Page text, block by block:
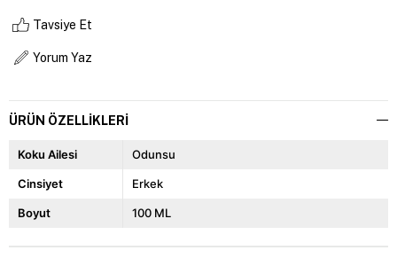
Tavsiye Et
Yorum Yaz
ÜRÜN ÖZELLIKLERI
Koku Ailesi Odunsu
Cinsiyet Erkek
Boyut 100 ML